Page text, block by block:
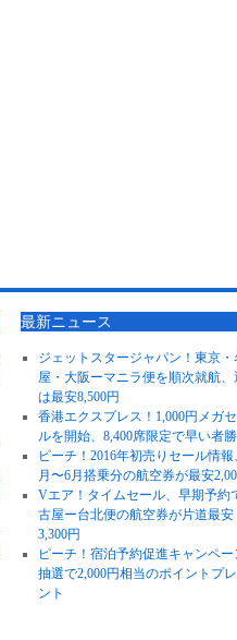
最新ニュース
ジェットスタージャパン！東京・
屋・大阪ーマニラ便を順次就航、
は最安8,500円
香港エクスプレス！1,000円メガ
ルを開始、8,400席限定で早い者
ピーチ！2016年初売りセール情報
月〜6月搭乗分の航空券が最安
Vエア！タイムセール、早期予約
古屋ー台北便の航空券が片道最安
3,300円
ピーチ！宿泊予約促進キャンペー
抽選で2,000円相当のポイントプ
ント